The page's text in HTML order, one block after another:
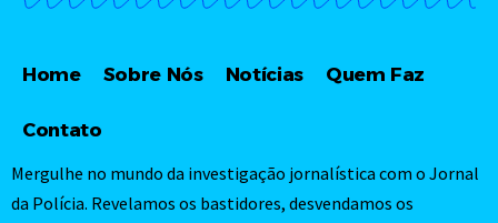
Home Sobre Nós Notícias Quem Faz
Contato
Mergulhe no mundo da investigação jornalística com o Jornal
da Polícia. Revelamos os bastidores, desvendamos os